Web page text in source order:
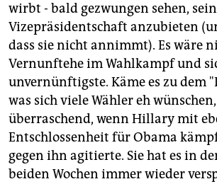
wirbt - bald gezwungen sehen,
Vizepräsidentschaft anzubieten
dass sie nicht annimmt). Es wäre
Vernunftehe im Wahlkampf und
unvernünftigste. Käme es zu dem
was sich viele Wähler eh
überraschend, wenn Hillary mit
Entschlossenheit für Obama
gegen ihn agitierte. Sie hat es in
beiden Wochen immer wieder